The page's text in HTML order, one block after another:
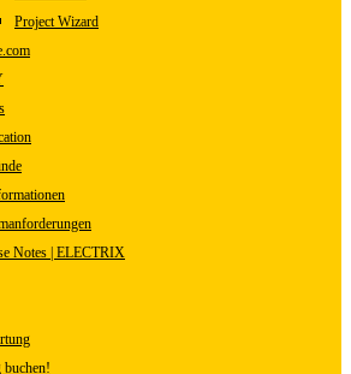
Project Wizard
Notes | ELECTRIX
buchen!